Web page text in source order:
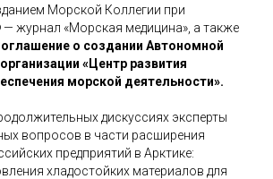
Морской Коллегии при
— журнал «Морская медицина», а также
о создании Автономной
«Центр развития
морской деятельности».
дискуссиях эксперты
вопросов в части расширения
предприятий в Арктике:
хладостойких материалов для